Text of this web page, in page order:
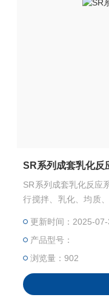
SR系列成套乳化反
SR系列成套乳化反应
行搅拌、乳化、均质
反应过程，简单方便。
更新时间：2025-07-
产品型号：
浏览量：902